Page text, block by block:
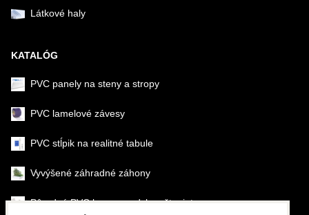
Látkové haly
KATALÓG
PVC panely na steny a stropy
PVC lamelové závesy
PVC stĺpik na realitné tabule
Vyvýšené záhradné záhony
Pôrodné PVC boxy na odchov šteniat